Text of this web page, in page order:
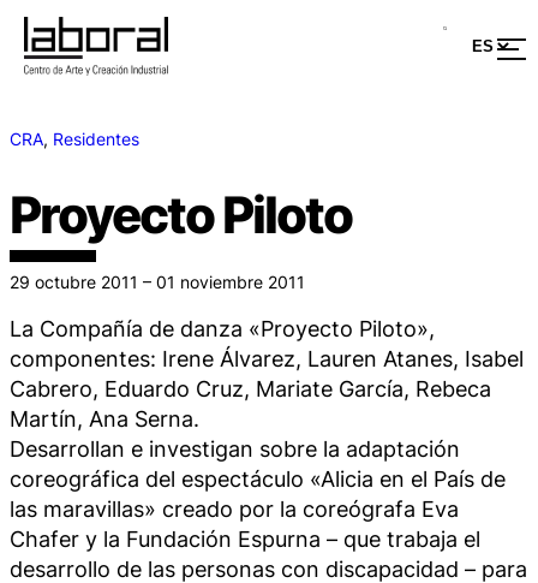
CRA, Residentes
Proyecto Piloto
29 octubre 2011 – 01 noviembre 2011
La Compañía de danza «Proyecto Piloto»,
componentes: Irene Álvarez, Lauren Atanes, Isabel
Cabrero, Eduardo Cruz, Mariate García, Rebeca
Martín, Ana Serna.
Desarrollan e investigan sobre la adaptación
coreográfica del espectáculo «Alicia en el País de
las maravillas» creado por la coreógrafa Eva
Chafer y la Fundación Espurna – que trabaja el
desarrollo de las personas con discapacidad – para